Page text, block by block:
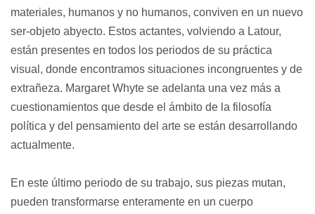
materiales, humanos y no humanos, conviven en un nuevo
ser-objeto abyecto. Estos actantes, volviendo a Latour,
están presentes en todos los periodos de su práctica
visual, donde encontramos situaciones incongruentes y de
extrañeza. Margaret Whyte se adelanta una vez más a
cuestionamientos que desde el ámbito de la filosofía
política y del pensamiento del arte se están desarrollando
actualmente.
En este último periodo de su trabajo, sus piezas mutan,
pueden transformarse enteramente en un cuerpo